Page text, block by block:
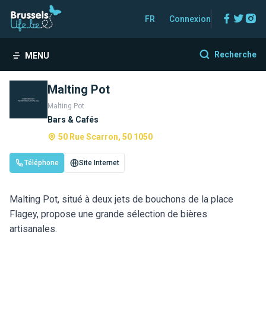
FR Connexion
MENU Recherche
Malting Pot
Malting Pot
Bars & Cafés
50 Rue Scarron, 50 1050
Téléphone Site Internet
Malting Pot, situé à deux jets de bouchons de la place
Flagey, propose une grande sélection de bières
artisanales.